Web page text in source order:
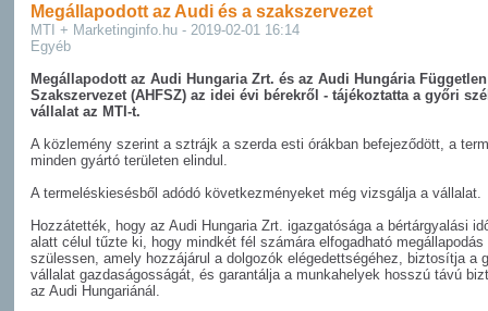
Megállapodott az Audi és a szakszervezet
MTI + Marketinginfo.hu - 2019-02-01 16:14
Egyéb
Megállapodott az Audi Hungaria Zrt. és az Audi Hungária Független
Szakszervezet (AHFSZ) az idei évi bérekről - tájékoztatta a győri
vállalat az MTI-t.
A közlemény szerint a sztrájk a szerda esti órákban befejeződött, a
minden gyártó területen elindul.
A termeléskiesésből adódó következményeket még vizsgálja a vállalat.
Hozzátették, hogy az Audi Hungaria Zrt. igazgatósága a bértárgyalási
alatt célul tűzte ki, hogy mindkét fél számára elfogadható megállapodás
szülessen, amely hozzájárul a dolgozók elégedettségéhez, biztosítja a
vállalat gazdaságosságát, és garantálja a munkahelyek hosszú távú
az Audi Hungariánál.